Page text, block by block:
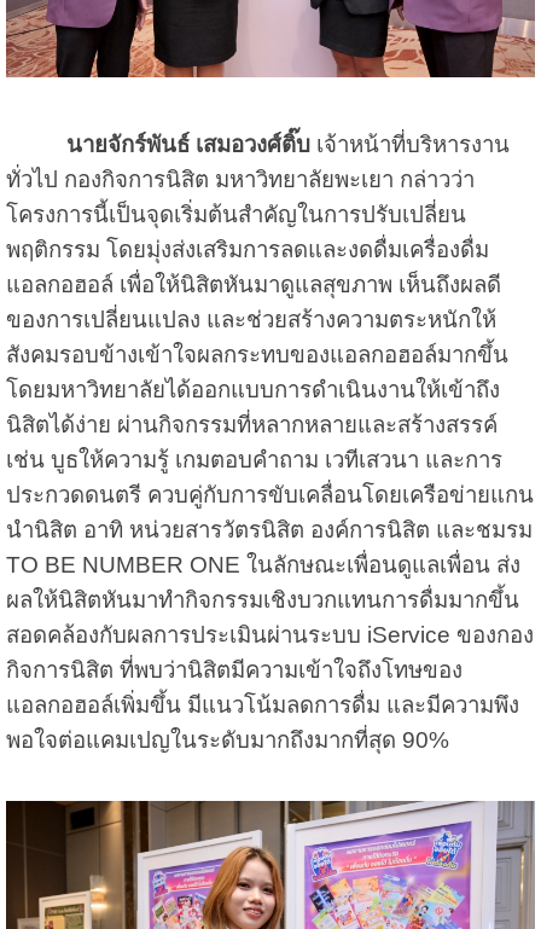
นายจักร์พันธ์ เสมอวงศ์ติ๊บเจ้าหน้าที่บริหารงาน
ทั่วไป กองกิจการนิสิต มหาวิทยาลัยพะเยา กล่าวว่า
โครงการนี้เป็นจุดเริ่มต้นสำคัญในการปรับเปลี่ยน
พฤติกรรม โดยมุ่งส่งเสริมการลดและงดดื่มเครื่องดื่ม
แอลกอฮอล์ เพื่อให้นิสิตหันมาดูแลสุขภาพ เห็นถึงผลดี
ของการเปลี่ยนแปลง และช่วยสร้างความตระหนักให้
สังคมรอบข้างเข้าใจผลกระทบของแอลกอฮอล์มากขึ้น
โดยมหาวิทยาลัยได้ออกแบบการดำเนินงานให้เข้าถึง
นิสิตได้ง่าย ผ่านกิจกรรมที่หลากหลายและสร้างสรรค์
เช่น บูธให้ความรู้ เกมตอบคำถาม เวทีเสวนา และการ
ประกวดดนตรี ควบคู่กับการขับเคลื่อนโดยเครือข่ายแกน
นำนิสิต อาทิ หน่วยสารวัตรนิสิต องค์การนิสิต และชมรม
TO BE NUMBER ONE ในลักษณะเพื่อนดูแลเพื่อน ส่ง
ผลให้นิสิตหันมาทำกิจกรรมเชิงบวกแทนการดื่มมากขึ้น
สอดคล้องกับผลการประเมินผ่านระบบ iService ของกอง
กิจการนิสิต ที่พบว่านิสิตมีความเข้าใจถึงโทษของ
แอลกอฮอล์เพิ่มขึ้น มีแนวโน้มลดการดื่ม และมีความพึง
พอใจต่อแคมเปญในระดับมากถึงมากที่สุด 90%